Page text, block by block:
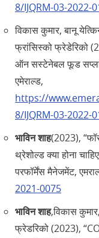
8/IJQRM-03-
विकास कुमार, बानू
फ्रांसिस्को फ्रेडेरिको
ऑन सस्टेनेबल फूड
एमेराल्ड,
https://
8/IJQRM-03-
भाविन शाह(2023),
थ्रेशोल्ड क्या होना
परफॉर्मेंस मैनेजमेंट,
2021-0075
भाविन शाह,विकास
फ्रेडरिको (2023),